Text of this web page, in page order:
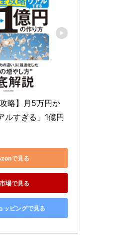
略】月5万円か
ルすぎる」1億円
で見る
場で見る
ッピングで見る